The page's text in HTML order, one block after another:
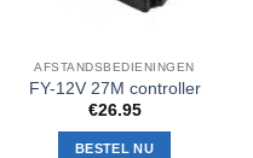
AFSTANDSBEDIENINGEN
FY-12V 27M controller
€26.95
BESTEL NU